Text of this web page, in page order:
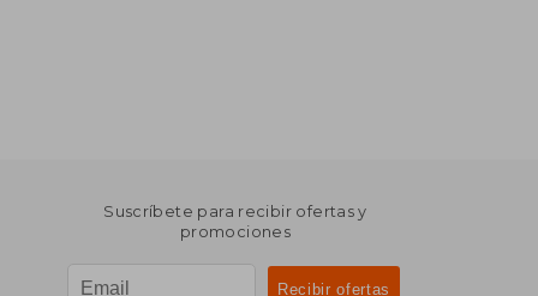
Suscríbete para recibir ofertas y
promociones